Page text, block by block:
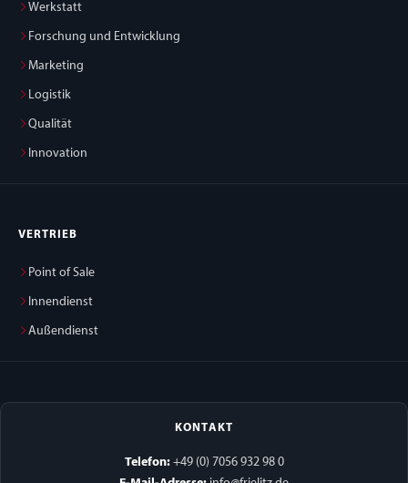
Werkstatt
Forschung und Entwicklung
Marketing
Logistik
Qualität
Innovation
VERTRIEB
Point of Sale
Innendienst
Außendienst
KONTAKT
Telefon:+49 (0) 7056 932 98 0